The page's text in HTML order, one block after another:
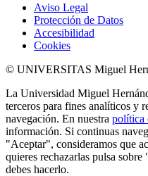
Aviso Legal
Protección de Datos
Accesibilidad
Cookies
© UNIVERSITAS Miguel
La Universidad Miguel
terceros para fines analíticos y
navegación. En nuestra política
información. Si continuas
"Aceptar", consideramos que
quieres rechazarlas pulsa
debes hacerlo.